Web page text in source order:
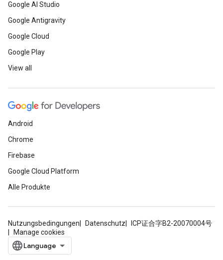
Google AI Studio
Google Antigravity
Google Cloud
Google Play
View all
Android
Chrome
Firebase
Google Cloud Platform
Alle Produkte
Nutzungsbedingungen Datenschutz
ICP证合字B2-20070004号
Manage cookies